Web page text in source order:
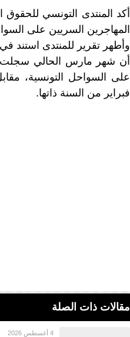
المهاجرين السريين على
وأطهر تقرير للمنتدى استند
فبراير من السنة ذاتها.
مقالات ذات الصلة
4 أغسطس 2026